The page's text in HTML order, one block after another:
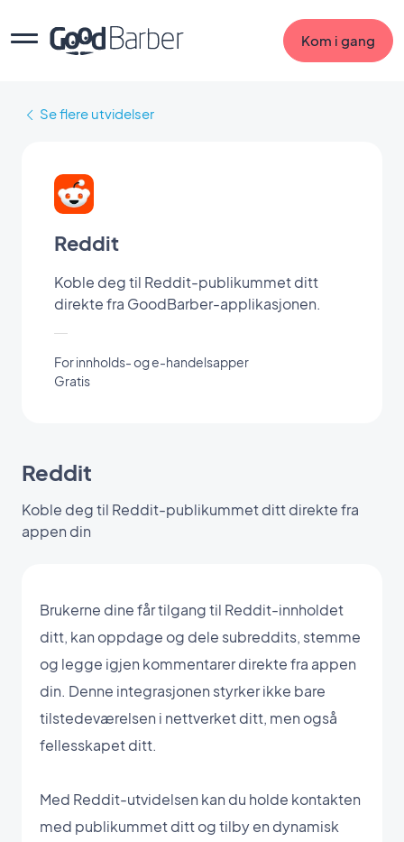
Kom i gang
Se flere utvidelser
Reddit
Koble deg til Reddit-publikummet ditt
direkte fra GoodBarber-applikasjonen.
For innholds- og e-handelsapper
Gratis
Reddit
Koble deg til Reddit-publikummet ditt direkte fra
appen din
Brukerne dine får tilgang til Reddit-innholdet
ditt, kan oppdage og dele subreddits, stemme
og legge igjen kommentarer direkte fra appen
din. Denne integrasjonen styrker ikke bare
tilstedeværelsen i nettverket ditt, men også
fellesskapet ditt.
Med Reddit-utvidelsen kan du holde kontakten
med publikummet ditt og tilby en dynamisk